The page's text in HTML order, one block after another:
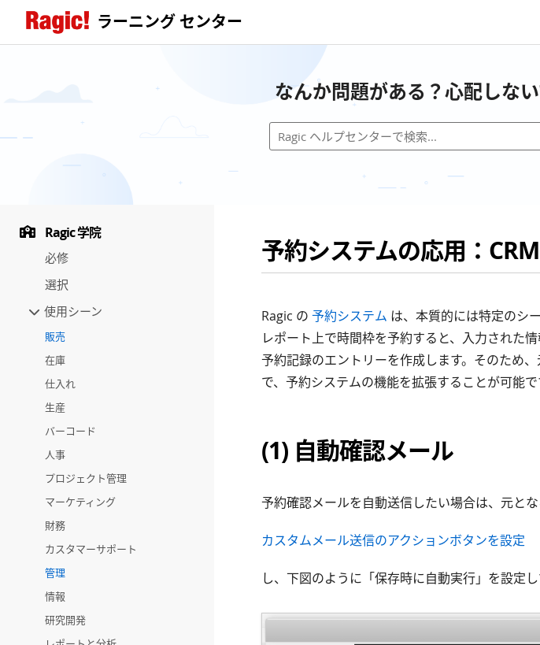
ラーニング センター
なんか問題がある？心配しな
Ragic 学院
必修
選択
使用シーン
販売
在庫
仕入れ
生産
バーコード
人事
プロジェクト管理
マーケティング
財務
カスタマーサポート
管理
情報
研究開発
予約システムの応用：
Ragic の 予約システム は、本質的には特定のシ
レポート上で時間枠を予約すると、入力された
予約記録のエントリーを作成します。そのため
で、予約システムの機能を拡張することが可能で
(1) 自動確認メール
予約確認メールを自動送信したい場合は、元と
カスタムメール送信のアクションボタンを設定
し、下図のように「保存時に自動実行」を設定し